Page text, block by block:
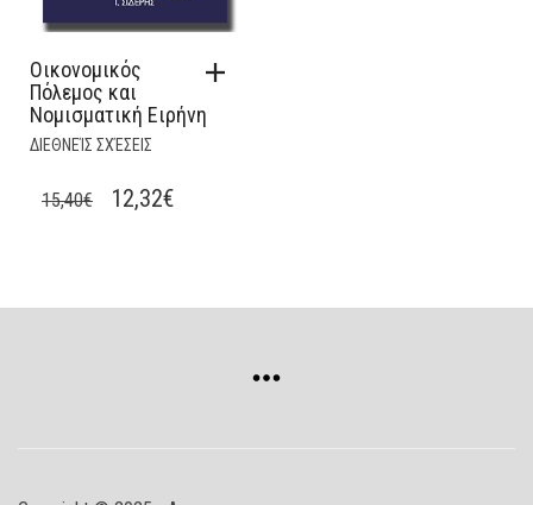
Οικονομικός
Πόλεμος και
Νομισματική Ειρήνη
ΔΙΕΘΝΕΊΣ ΣΧΈΣΕΙΣ
15,40€
ORIGINAL
12,32€CURRENT